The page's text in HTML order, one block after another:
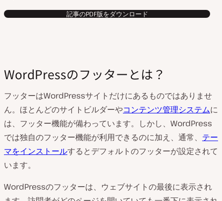
記事のPDF版をダウンロード
WordPressのフッターとは？
フッターはWordPressサイトだけにあるものではありませ
ん。ほとんどのサイトビルダーやコンテンツ管理システムに
は、フッター機能が備わっています。しかし、WordPress
では独自のフッター機能が利用できるのに加え、通常、 テー
マをインストールするとデフォルトのフッターが設定されて
います。
WordPressのフッターは、ウェブサイトの最後に表示され